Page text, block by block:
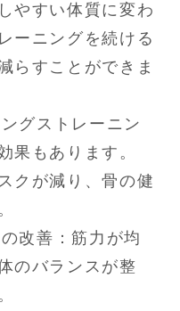
やすい体質に変わ
ーニングを続ける
らすことができま
グストレーニン
果もあります。
クが減り、骨の健
改善：筋力が均
のバランスが整